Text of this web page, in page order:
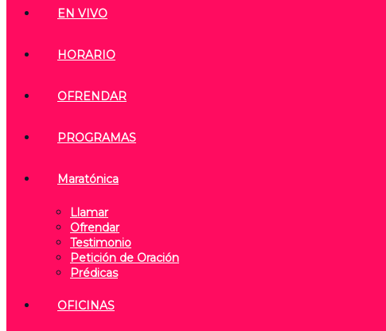
EN VIVO
HORARIO
OFRENDAR
PROGRAMAS
Maratónica
Llamar
Ofrendar
Testimonio
Petición de Oración
Prédicas
OFICINAS